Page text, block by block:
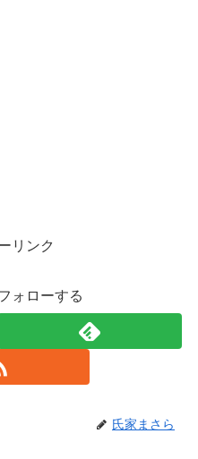
リンク
ォローする
氏家まさら